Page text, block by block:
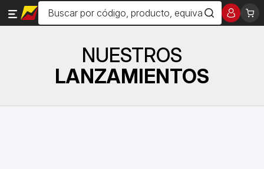
NUESTROS
LANZAMIENTOS